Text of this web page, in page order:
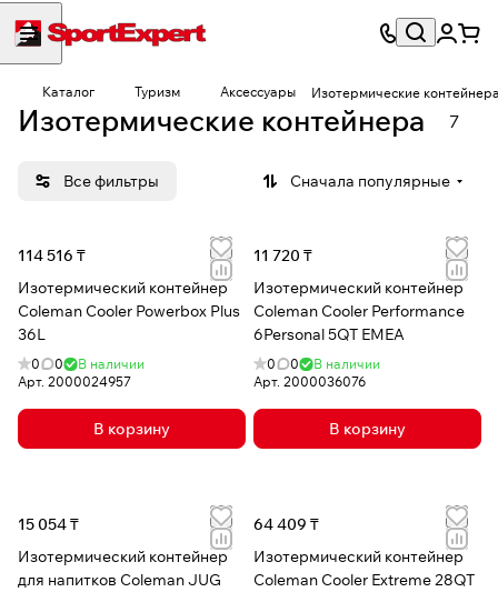
Каталог Туризм Аксессуары Изотермические
Изотермические контейнера 7
Все фильтры Сначала популярные
114 516 ₸
Изотермический контейнер
Coleman Cooler Powerbox Plus
36L
0 0
В наличии
Арт. 2000024957
В корзину
11 720 ₸
Изотермический контейнер
Coleman Cooler Performance
6Personal 5QT EMEA
0 0
В наличии
Арт. 2000036076
В корзину
15 054 ₸
Изотермический контейнер
для напитков Coleman JUG
64 409 ₸
Изотермический контейнер
Coleman Cooler Extreme 28QT